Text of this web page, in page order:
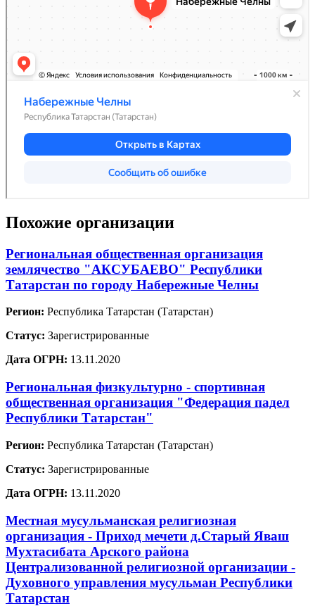
Похожие организации
Региональная общественная организация
землячество "АКСУБАЕВО" Республики
Татарстан по городу Набережные Челны
Регион: Республика Татарстан (Татарстан)
Статус: Зарегистрированные
Дата ОГРН: 13.11.2020
Региональная физкультурно - спортивная
общественная организация "Федерация падел
Республики Татарстан"
Регион: Республика Татарстан (Татарстан)
Статус: Зарегистрированные
Дата ОГРН: 13.11.2020
Местная мусульманская религиозная
организация - Приход мечети д.Старый Яваш
Мухтасибата Арского района
Централизованной религиозной организации -
Духовного управления мусульман Республики
Татарстан